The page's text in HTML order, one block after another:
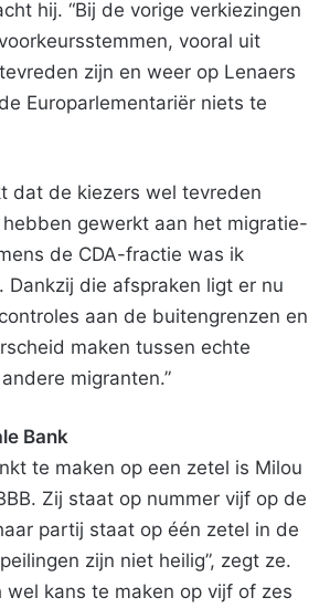
hij. “Bij de vorige verkiezingen
vooral uit
zijn en weer op Lenaers
Europarlementariër niets te
dat de kiezers wel tevreden
hebben gewerkt aan het migratie-
de CDA-fractie was ik
Dankzij die afspraken ligt er nu
aan de buitengrenzen en
maken tussen echte
migranten.”
Bank
te maken op een zetel is Milou
Zij staat op nummer vijf op de
partij staat op één zetel in de
zijn niet heilig”, zegt ze.
wel kans te maken op vijf of zes